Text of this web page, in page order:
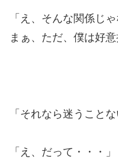
「え、そんな関係じゃ
まぁ、ただ、僕は好
「それなら迷うこと
「え、だって・・・」